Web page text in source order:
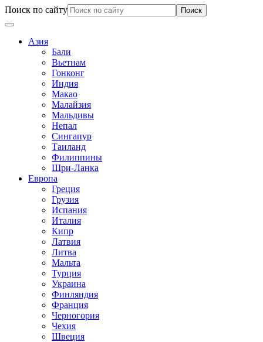
Поиск по сайту
Азия
Бали
Вьетнам
Гонконг
Индия
Макао
Малайзия
Мальдивы
Непал
Сингапур
Таиланд
Филиппины
Шри-Ланка
Европа
Греция
Грузия
Испания
Италия
Кипр
Латвия
Литва
Мальта
Турция
Украина
Финляндия
Франция
Черногория
Чехия
Швеция